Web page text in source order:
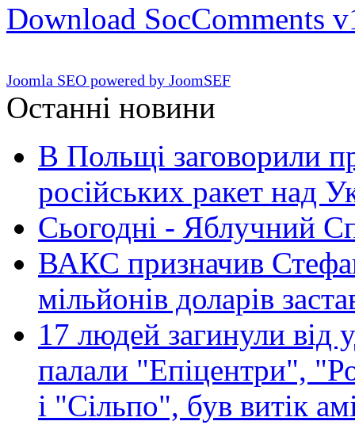
Download SocComments
Joomla SEO powered by JoomSEF
Останні новини
В Польщі заговорили
російських ракет над
Сьогодні - Яблучний
ВАКС призначив
мільйонів доларів
17 людей загинули від
палали "Епіцентри",
і "Сільпо", був витік